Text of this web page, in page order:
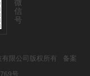
微
信
号
有限公司版权所有 备案
号